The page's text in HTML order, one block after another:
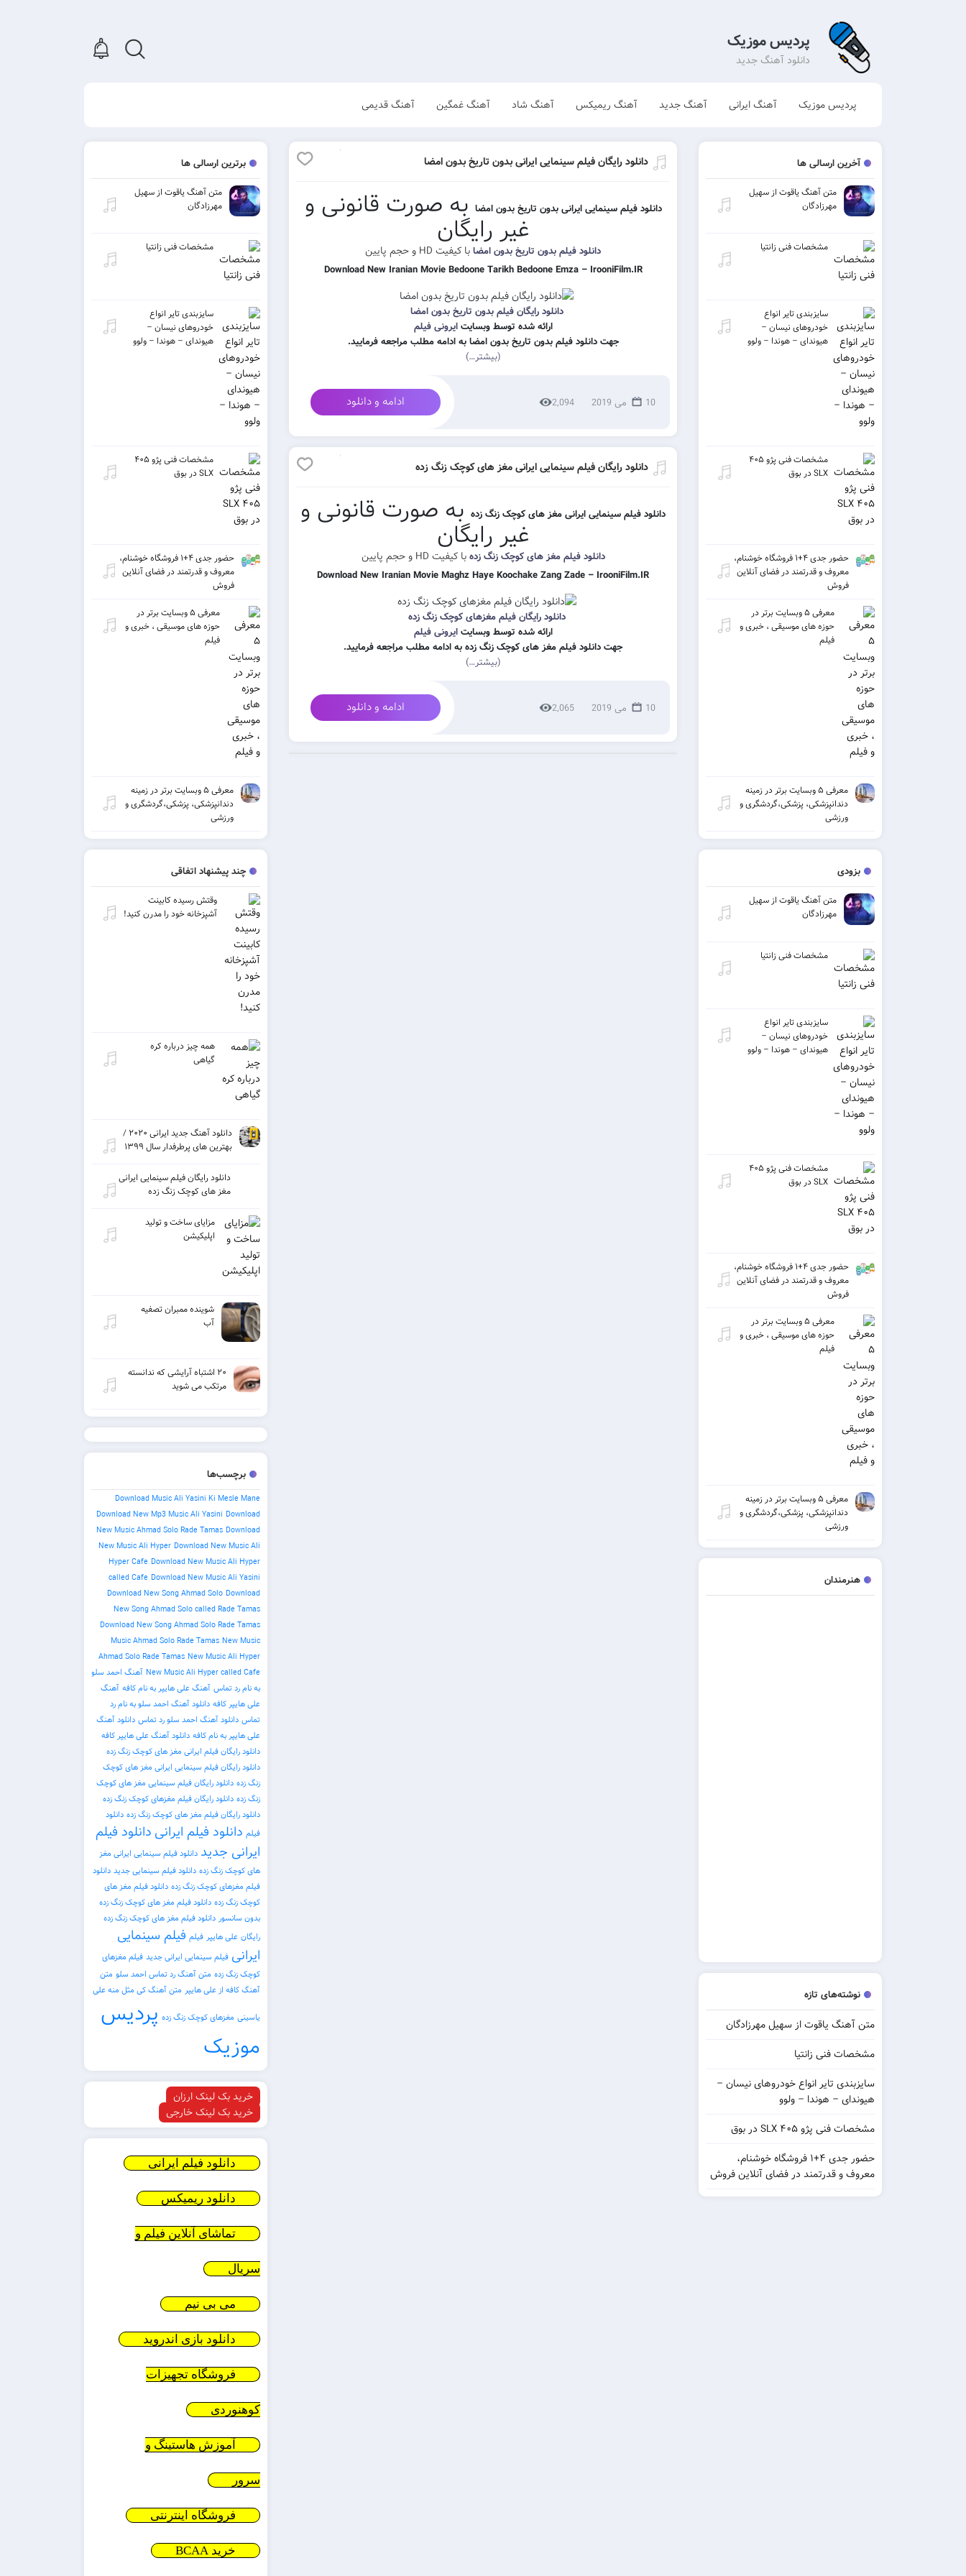
پردیس موزیک
دانلود آهنگ جدید
پردیس موزیک آهنگ ایرانی آهنگ جدید آهنگ ریمیکس آهنگ شاد آهنگ غمگین آهنگ قدیمی
آخرین ارسالی ها
متن آهنگ یاقوت از سهیل
مهرزادگان
مشخصات فنی زانتیا
سایزبندی تایر انواع
خودروهای نیسان –
هیوندای – هوندا – ولوو
مشخصات فنی پژو ۴۰۵
SLX در بوق
حضور جدی ۴+۱ فروشگاه خوشنام،
معروف و قدرتمند در فضای آنلاین
فروش
معرفی ۵ وبسایت برتر در
حوزه های موسیقی ، خبری و
فیلم
معرفی ۵ وبسایت برتر در زمینه
دندانپزشکی، پزشکی،گردشگری و
ورزشی
بزودی
متن آهنگ یاقوت از سهیل
مهرزادگان
مشخصات فنی زانتیا
سایزبندی تایر انواع
خودروهای نیسان –
هیوندای – هوندا – ولوو
مشخصات فنی پژو ۴۰۵
SLX در بوق
حضور جدی ۴+۱ فروشگاه خوشنام،
معروف و قدرتمند در فضای آنلاین
فروش
معرفی ۵ وبسایت برتر در
حوزه های موسیقی ، خبری و
فیلم
معرفی ۵ وبسایت برتر در زمینه
دندانپزشکی، پزشکی،گردشگری و
ورزشی
هنرمندان
نوشته‌های تازه
متن آهنگ یاقوت از سهیل مهرزادگان
مشخصات فنی زانتیا
سایزبندی تایر انواع خودروهای نیسان –
هیوندای – هوندا – ولوو
مشخصات فنی پژو ۴۰۵ SLX در بوق
حضور جدی ۴+۱ فروشگاه خوشنام،
معروف و قدرتمند در فضای آنلاین فروش
دانلود رایگان فیلم سینمایی ایرانی بدون تاریخ بدون امضا
دانلود فیلم سینمایی ایرانی بدون تاریخ بدون امضا به صورت قانونی و
غیر رایگان
دانلود فیلم بدون تاریخ بدون امضابا کیفیت HD و حجم پایین
Download New Iranian Movie Bedoone Tarikh Bedoone Emza – IrooniFilm.IR
دانلود رایگان فیلم بدون تاریخ بدون امضا
ارائه شده توسط وبسایتایرونی فیلم
جهت دانلود فیلم بدون تاریخ بدون امضا به ادامه مطلب مراجعه فرمایید.
(بیشتر…)
10 می 2019 2,094 ادامه و دانلود
دانلود رایگان فیلم سینمایی ایرانی مغز های کوچک زنگ زده
دانلود فیلم سینمایی ایرانی مغز های کوچک زنگ زده به صورت قانونی و
غیر رایگان
دانلود فیلم مغز های کوچک زنگ زدهبا کیفیت HD و حجم پایین
Download New Iranian Movie Maghz Haye Koochake Zang Zade – IrooniFilm.IR
دانلود رایگان فیلم مغزهای کوچک زنگ زده
ارائه شده توسط وبسایتایرونی فیلم
جهت دانلود فیلم مغز های کوچک زنگ زده به ادامه مطلب مراجعه فرمایید.
(بیشتر…)
10 می 2019 2,065 ادامه و دانلود
برترین ارسالی ها
متن آهنگ یاقوت از سهیل
مهرزادگان
مشخصات فنی زانتیا
سایزبندی تایر انواع
خودروهای نیسان –
هیوندای – هوندا – ولوو
مشخصات فنی پژو ۴۰۵
SLX در بوق
حضور جدی ۴+۱ فروشگاه خوشنام،
معروف و قدرتمند در فضای آنلاین
فروش
معرفی ۵ وبسایت برتر در
حوزه های موسیقی ، خبری و
فیلم
معرفی ۵ وبسایت برتر در زمینه
دندانپزشکی، پزشکی،گردشگری و
ورزشی
چند پیشنهاد اتفاقی
وقتش رسیده کابینت
آشپزخانه خود را مدرن کنید!
همه چیز درباره کره
گیاهی
دانلود آهنگ جدید ایرانی ۲۰۲۰ /
بهترین های پرطرفدار سال ۱۳۹۹
دانلود رایگان فیلم سینمایی ایرانی
مغز های کوچک زنگ زده
مزایای ساخت و تولید
اپلیکیشن
شوینده ممبران تصفیه
آب
۲۰ اشتباه آرایشی که ندانسته
مرتکب می شوید
برچسب‌ها
Download Music Ali Yasini Ki Mesle Mane
Download New Mp3 Music Ali Yasini Download
New Music Ahmad Solo Rade Tamas Download
New Music Ali Hyper Download New Music Ali
Hyper Cafe Download New Music Ali Hyper
called Cafe Download New Music Ali Yasini
Download New Song Ahmad Solo Download
New Song Ahmad Solo called Rade Tamas
Download New Song Ahmad Solo Rade Tamas
Music Ahmad Solo Rade Tamas New Music
Ahmad Solo Rade Tamas New Music Ali Hyper
New Music Ali Hyper called Cafe آهنگ احمد سلو
به نام رد تماس آهنگ علی هایپر به نام کافه آهنگ
علی هایپر کافه دانلود آهنگ احمد سلو به نام رد
تماس دانلود آهنگ احمد سلو رد تماس دانلود آهنگ
علی هایپر به نام کافه دانلود آهنگ علی هایپر کافه
دانلود رایگان فیلم ایرانی مغز های کوچک زنگ زده
دانلود رایگان فیلم سینمایی ایرانی مغز های کوچک
زنگ زده دانلود رایگان فیلم سینمایی مغز های کوچک
زنگ زده دانلود رایگان فیلم مغزهای کوچک زنگ زده
دانلود رایگان فیلم مغز های کوچک زنگ زده دانلود
فیلم دانلود فیلم ایرانی دانلود فیلم
ایرانی جدید دانلود فیلم سینمایی ایرانی مغز
های کوچک زنگ زده دانلود فیلم سینمایی جدید دانلود
فیلم مغزهای کوچک زنگ زده دانلود فیلم مغز های
کوچک زنگ زده دانلود فیلم مغز های کوچک زنگ زده
بدون سانسور دانلود فیلم مغز های کوچک زنگ زده
رایگان علی هایپر فیلم فیلم سینمایی
ایرانی فیلم سینمایی ایرانی جدید فیلم مغزهای
کوچک زنگ زده متن آهنگ رد تماس احمد سلو متن
آهنگ کافه از علی هایپر متن آهنگ کی مثل منه علی
یاسینی مغزهای کوچک زنگ زده پردیس
موزیک
خرید بک لینک ارزان
خرید بک لینک خارجی
دانلود فیلم ایرانی
دانلود ریمیکس
تماشای آنلاین فیلم و
سریال
می بی نیم
دانلود بازی اندروید
فروشگاه تجهیزات
کوهنوردی
آموزش هاستینگ و
سرور
فروشگاه اینترنتی
خرید BCAA